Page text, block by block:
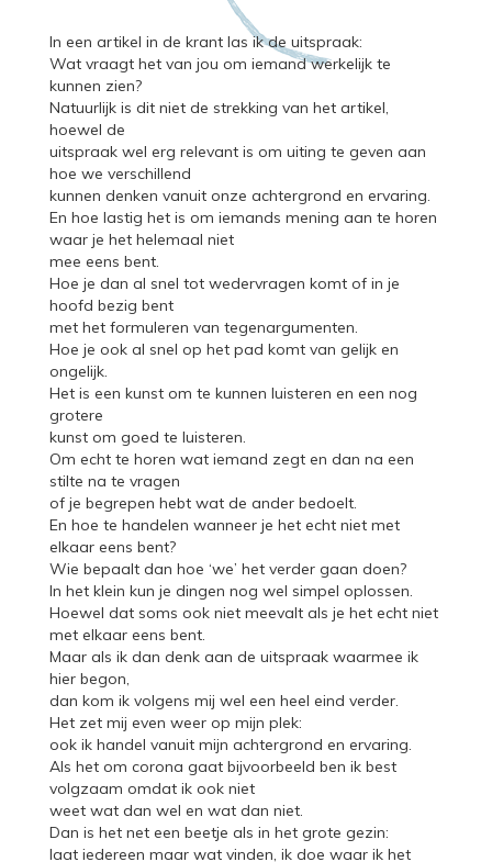
In een artikel in de krant las ik de uitspraak:
Wat vraagt het van jou om iemand werkelijk te
kunnen zien?
Natuurlijk is dit niet de strekking van het artikel,
hoewel de
uitspraak wel erg relevant is om uiting te geven aan
hoe we verschillend
kunnen denken vanuit onze achtergrond en ervaring.
En hoe lastig het is om iemands mening aan te horen
waar je het helemaal niet
mee eens bent.
Hoe je dan al snel tot wedervragen komt of in je
hoofd bezig bent
met het formuleren van tegenargumenten.
Hoe je ook al snel op het pad komt van gelijk en
ongelijk.
Het is een kunst om te kunnen luisteren en een nog
grotere
kunst om goed te luisteren.
Om echt te horen wat iemand zegt en dan na een
stilte na te vragen
of je begrepen hebt wat de ander bedoelt.
En hoe te handelen wanneer je het echt niet met
elkaar eens bent?
Wie bepaalt dan hoe ‘we’ het verder gaan doen?
In het klein kun je dingen nog wel simpel oplossen.
Hoewel dat soms ook niet meevalt als je het echt niet
met elkaar eens bent.
Maar als ik dan denk aan de uitspraak waarmee ik
hier begon,
dan kom ik volgens mij wel een heel eind verder.
Het zet mij even weer op mijn plek:
ook ik handel vanuit mijn achtergrond en ervaring.
Als het om corona gaat bijvoorbeeld ben ik best
volgzaam omdat ik ook niet
weet wat dan wel en wat dan niet.
Dan is het net een beetje als in het grote gezin:
laat iedereen maar wat vinden, ik doe waar ik het